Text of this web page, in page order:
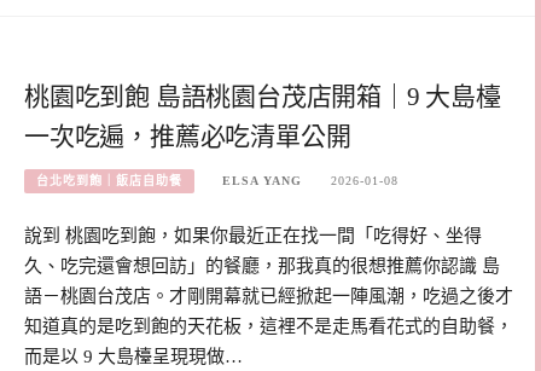
桃園吃到飽 島語桃園台茂店開箱｜9 大島檯
一次吃遍，推薦必吃清單公開
台北吃到飽｜飯店自助餐 ELSA YANG 2026-01-08
說到 桃園吃到飽，如果你最近正在找一間「吃得好、坐得
久、吃完還會想回訪」的餐廳，那我真的很想推薦你認識 島
語－桃園台茂店。才剛開幕就已經掀起一陣風潮，吃過之後才
知道真的是吃到飽的天花板，這裡不是走馬看花式的自助餐，
而是以 9 大島檯呈現現做…